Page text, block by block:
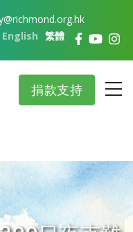
繁體
English
捐款支持